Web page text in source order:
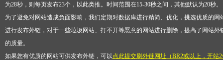
为28秒，则每页发布23个，以此类推。时间范围在15-30秒之间，其他默认为20秒
为了避免对网站造成负面影响，我们定期对数据库进行精简、优化，挑选优质的网
进行发布外链，对于一些垃圾网站、打不开等恶意的网站进行删除，提高了网站外
的质量。
如果您有优质的网站可供发布外链，可以点此提交刷外链网址（BR2或以上，开站